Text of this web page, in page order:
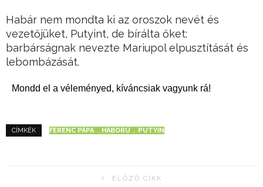
Habár nem mondta ki az oroszok nevét és
vezetőjüket, Putyint, de bírálta őket:
barbárságnak nevezte Mariupol elpusztítását és
lebombázását.
Mondd el a véleményed, kíváncsiak vagyunk rá!
CÍMKÉK FERENC PÁPA HÁBORÚ PUTYIN
ELŐZŐ CIKK